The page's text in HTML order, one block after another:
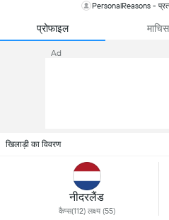
PersonalReasons -
प्रोफाइल माचिस
Ad
खिलाड़ी का विवरण
नीदरलैंड
कैप्स(112) लक्ष्य (55)